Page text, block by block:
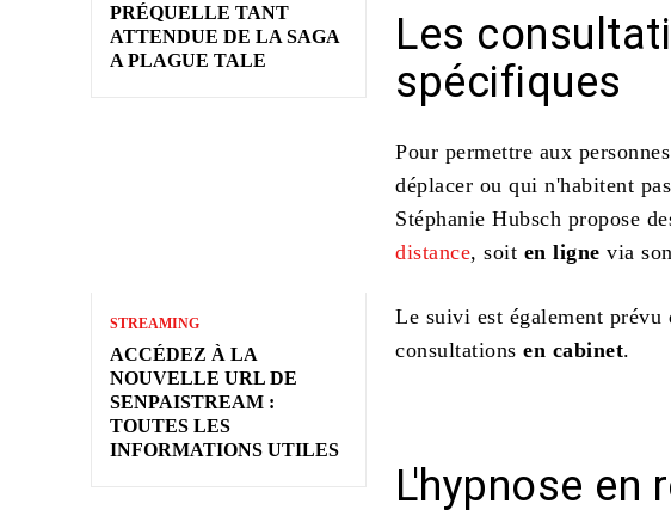
PRÉQUELLE TANT
ATTENDUE DE LA SAGA
A PLAGUE TALE
STREAMING
ACCÉDEZ À LA
NOUVELLE URL DE
SENPAISTREAM :
TOUTES LES
INFORMATIONS UTILES
Les
spécifiques
Pour permettre aux
déplacer ou qui n'habitent
Stéphanie Hubsch propose
distance, soit en ligne via
Le suivi est également prévu
consultationsen cabinet.
L'hypnose en